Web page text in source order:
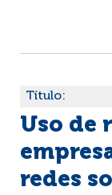
Título:
Uso de
redes